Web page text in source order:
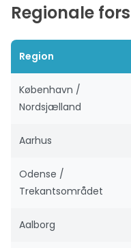
Regionale
Region
København /
Nordsjælland
Aarhus
Odense /
Trekantsområdet
Aalborg